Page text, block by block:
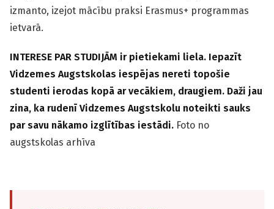
izmanto, izejot mācību praksi Erasmus+ programmas
ietvarā.
INTERESE PAR STUDIJĀM ir pietiekami liela. Iepazīt
Vidzemes Augstskolas iespējas nereti topošie
studenti ierodas kopā ar vecākiem, draugiem. Daži jau
zina, ka rudenī Vidzemes Augstskolu noteikti sauks
par savu nākamo izglītības iestādi. Foto no
augstskolas arhīva